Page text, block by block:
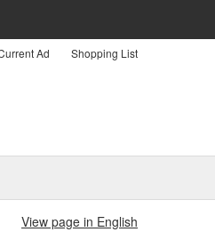
Ad Shopping List
View page in English